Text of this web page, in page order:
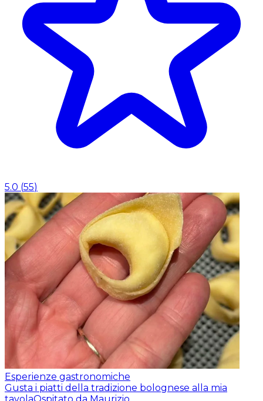
5.0 (55)
Esperienze gastronomiche
Gusta i piatti della tradizione bolognese alla mia